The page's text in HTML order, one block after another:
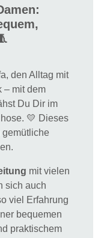
den Alltag mit
– mit dem
Du Dir im
💛 Dieses
gemütliche
mit vielen
sich auch
viel Erfahrung
bequemen
praktischem